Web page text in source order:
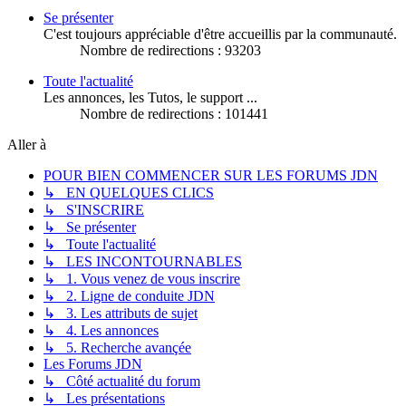
Se présenter
C'est toujours appréciable d'être accueillis par la communauté.
Nombre de redirections : 93203
Toute l'actualité
Les annonces, les Tutos, le support ...
Nombre de redirections : 101441
Aller à
POUR BIEN COMMENCER SUR LES FORUMS JDN
↳ EN QUELQUES CLICS
↳ S'INSCRIRE
↳ Se présenter
↳ Toute l'actualité
↳ LES INCONTOURNABLES
↳ 1. Vous venez de vous inscrire
↳ 2. Ligne de conduite JDN
↳ 3. Les attributs de sujet
↳ 4. Les annonces
↳ 5. Recherche avançée
Les Forums JDN
↳ Côté actualité du forum
↳ Les présentations